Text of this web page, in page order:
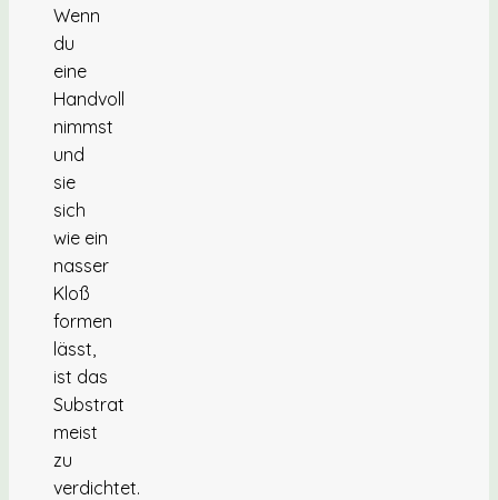
Wenn
du
eine
Handvoll
nimmst
und
sie
sich
wie ein
nasser
Kloß
formen
lässt,
ist das
Substrat
meist
zu
verdichtet.